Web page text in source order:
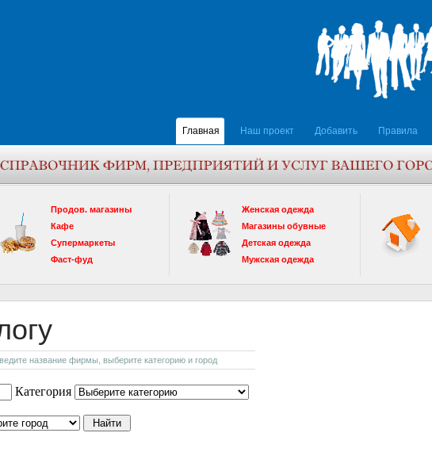
Главная Наш проект Добавить Правила
Продов. магазины
Кафе
Супермаркеты
Фаст-фуд
Женская одежда
Магазины обувные
Детская одежда
Мужская одежда
название фирмы, выберите категорию и город
Категория